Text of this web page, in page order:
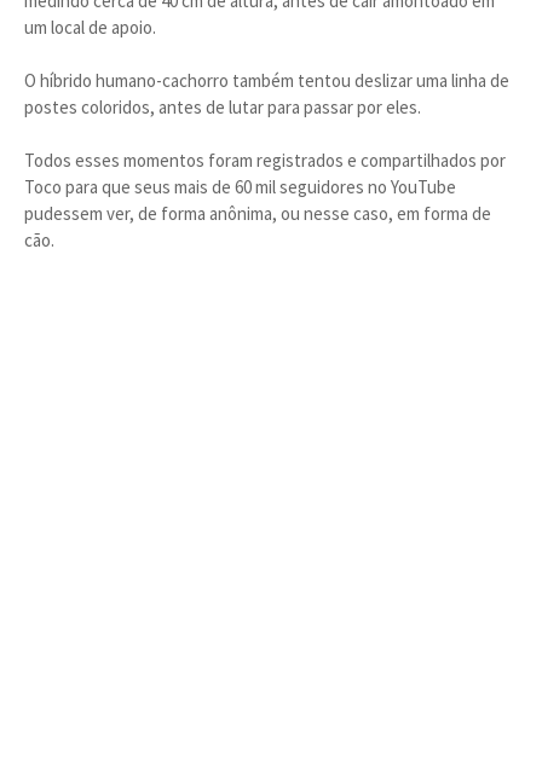
um local de apoio.
O híbrido humano-cachorro também tentou deslizar uma linha de
postes coloridos, antes de lutar para passar por eles.
Todos esses momentos foram registrados e compartilhados por
Toco para que seus mais de 60 mil seguidores no YouTube
pudessem ver, de forma anônima, ou nesse caso, em forma de
cão.